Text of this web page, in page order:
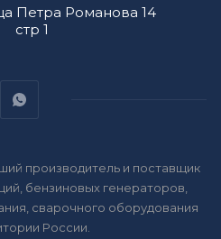
Петра Романова 14
стр 1
производитель и поставщик
бензиновых генераторов,
сварочного оборудования
России.